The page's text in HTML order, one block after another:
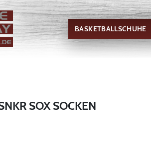
BASKETBALLSCHUHE
SOX SOCKEN